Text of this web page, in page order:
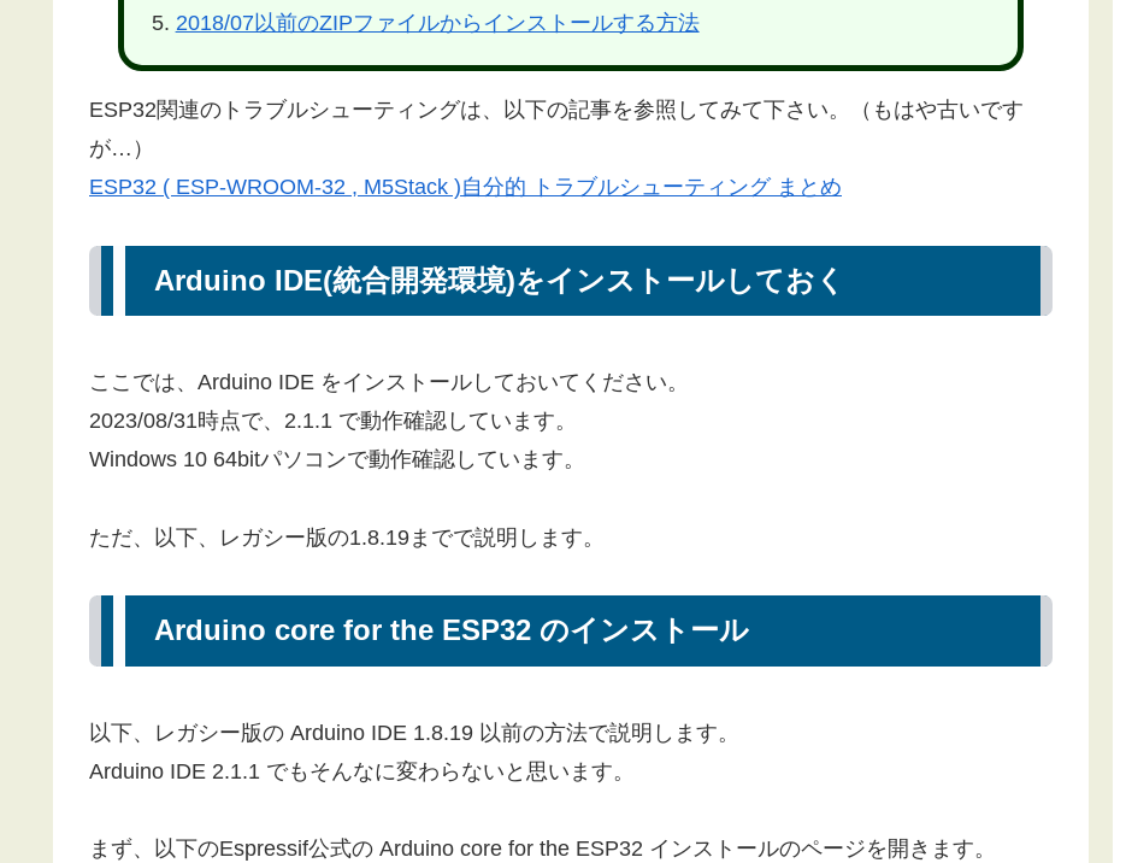
2018/07以前のZIPファイルからインストールする方法
ESP32関連のトラブルシューティングは、以下の記事を参照してみて下さい。（もはや古いです
が…）
ESP32 ( ESP-WROOM-32 , M5Stack )自分的 トラブルシューティング まとめ
Arduino IDE(統合開発環境)をインストールしておく
ここでは、Arduino IDE をインストールしておいてください。
2023/08/31時点で、2.1.1 で動作確認しています。
Windows 10 64bitパソコンで動作確認しています。
ただ、以下、レガシー版の1.8.19までで説明します。
Arduino core for the ESP32 のインストール
以下、レガシー版の Arduino IDE 1.8.19 以前の方法で説明します。
Arduino IDE 2.1.1 でもそんなに変わらないと思います。
まず、以下のEspressif公式の Arduino core for the ESP32 インストールのページを開きます。